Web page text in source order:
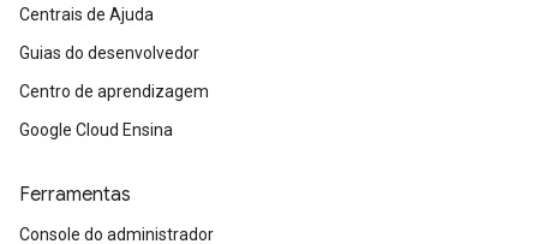
Centrais de Ajuda
Guias do desenvolvedor
Centro de aprendizagem
Google Cloud Ensina
Ferramentas
Console do administrador